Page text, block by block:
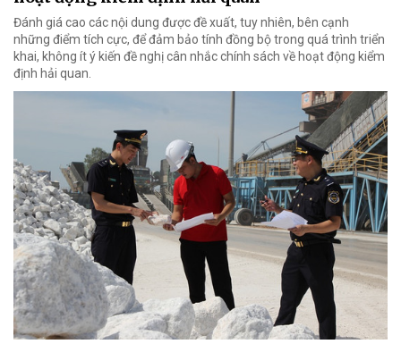
Đánh giá cao các nội dung được đề xuất, tuy nhiên, bên cạnh
những điểm tích cực, để đảm bảo tính đồng bộ trong quá trình triển
khai, không ít ý kiến đề nghị cân nhắc chính sách về hoạt động kiểm
định hải quan.